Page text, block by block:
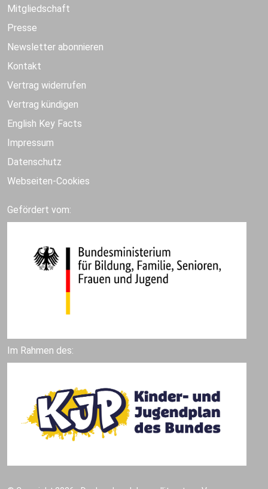
Mitgliedschaft
Presse
Newsletter abonnieren
Kontakt
Vertrag widerrufen
Vertrag kündigen
English Key Facts
Impressum
Datenschutz
Webseiten-Cookies
Gefördert vom:
Im Rahmen des: